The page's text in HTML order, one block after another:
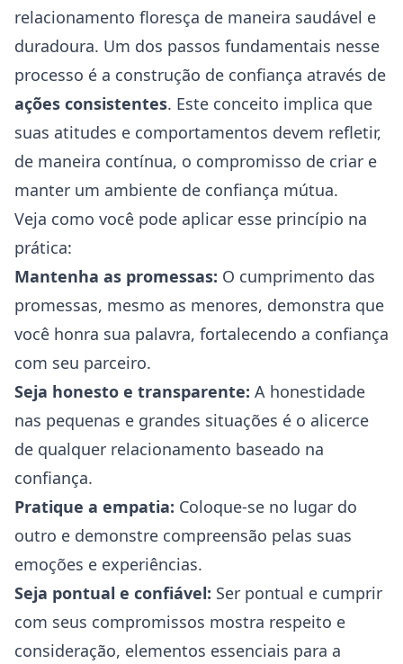
relacionamento floresça de maneira saudável e
duradoura. Um dos passos fundamentais nesse
processo é a construção de confiança através de
ações consistentes. Este conceito implica que
suas atitudes e comportamentos devem refletir,
de maneira contínua, o compromisso de criar e
manter um ambiente de confiança mútua.
Veja como você pode aplicar esse princípio na
prática:
Mantenha as promessas: O cumprimento das
promessas, mesmo as menores, demonstra que
você honra sua palavra, fortalecendo a confiança
com seu parceiro.
Seja honesto e transparente: A honestidade
nas pequenas e grandes situações é o alicerce
de qualquer relacionamento baseado na
confiança.
Pratique a empatia: Coloque-se no lugar do
outro e demonstre compreensão pelas suas
emoções e experiências.
Seja pontual e confiável: Ser pontual e cumprir
com seus compromissos mostra respeito e
consideração, elementos essenciais para a